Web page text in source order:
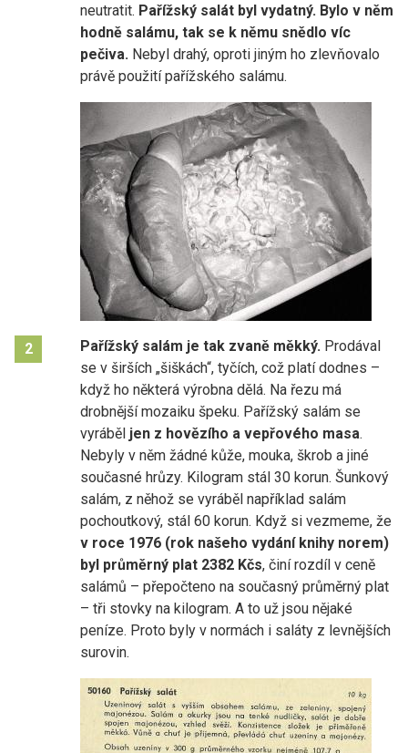
neutratit. Pařížský salát byl vydatný. Bylo v něm
hodně salámu, tak se k němu snědlo víc
pečiva. Nebyl drahý, oproti jiným ho zlevňovalo
právě použití pařížského salámu.
2 Pařížský salám je tak zvaně měkký. Prodával
se v širších „šiškách“, tyčích, což platí dodnes –
když ho některá výrobna dělá. Na řezu má
drobnější mozaiku špeku. Pařížský salám se
vyráběl jen z hovězího a vepřového masa.
Nebyly v něm žádné kůže, mouka, škrob a jiné
současné hrůzy. Kilogram stál 30 korun. Šunkový
salám, z něhož se vyráběl například salám
pochoutkový, stál 60 korun. Když si vezmeme, že
v roce 1976 (rok našeho vydání knihy norem)
byl průměrný plat 2382 Kčs, činí rozdíl v ceně
salámů – přepočteno na současný průměrný plat
– tři stovky na kilogram. A to už jsou nějaké
peníze. Proto byly v normách i saláty z levnějších
surovin.